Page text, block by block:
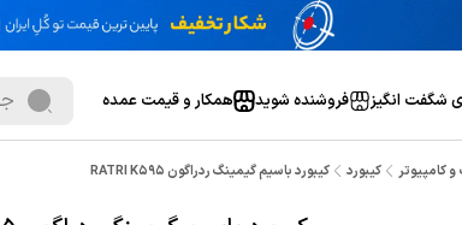
شگفت انگیز فروشنده شوید همکار و قیمت عمده
کامپیوتر کیبورد کیبورد باسیم گیمینگ ردراگون RATRI K595